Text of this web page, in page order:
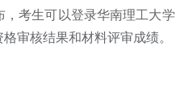
考生可以登录华南理工大学
审核结果和材料评审成绩。